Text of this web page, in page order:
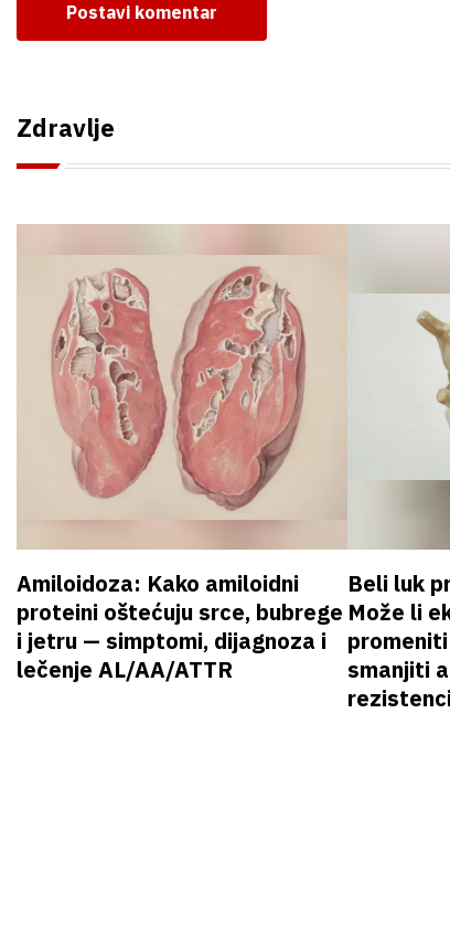
Postavi komentar
Zdravlje
Amiloidoza: Kako amiloidni
proteini oštećuju srce, bubrege
i jetru — simptomi, dijagnoza i
lečenje AL/AA/ATTR
Beli luk
Može li
smanjiti